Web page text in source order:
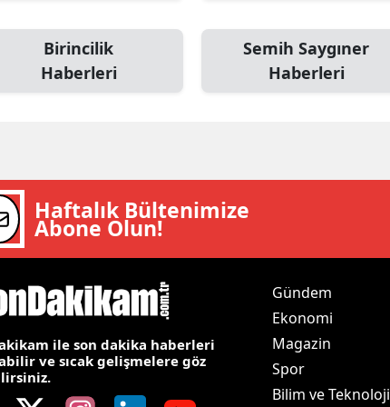
Malatya
Muğla
Muş
Birincilik
Haberleri
Semih Saygıner
Haberleri
Haftalık Bültenimize
Abone Olun!
ile son dakika haberleri
ve sıcak gelişmelere göz
Gündem
Ekonomi
Magazin
Spor
Bilim ve Teknoloji